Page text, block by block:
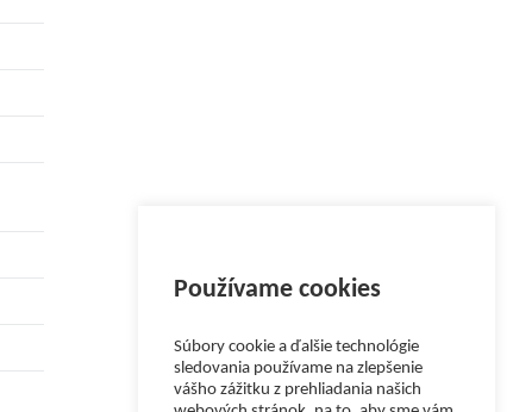
Používame cookies
Súbory cookie a ďalšie technológie
sledovania používame na zlepšenie
vášho zážitku z prehliadania našich